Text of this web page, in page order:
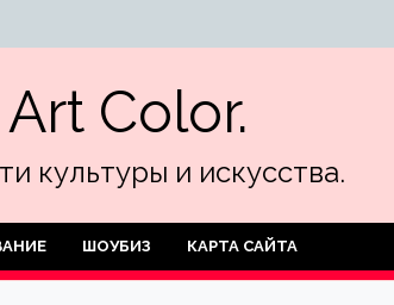
Art Color.
культуры и искусства.
ШОУБИЗ КАРТА САЙТА